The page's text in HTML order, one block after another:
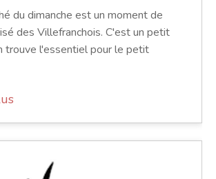
du dimanche est un moment de
des Villefranchois. C'est un petit
trouve l'essentiel pour le petit